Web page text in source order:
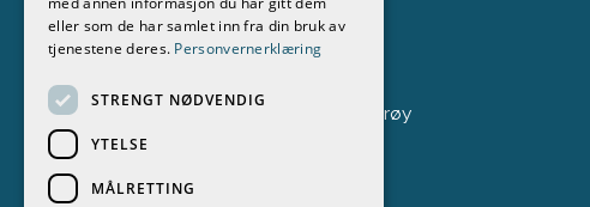
69 37 70 51
Fastlandsveien 294, 1684 Vesterøy
eller som de har samlet inn fra din bruk av
tjenestene deres. Personvernerklæring
STRENGT NØDVENDIG
YTELSE
MÅLRETTING